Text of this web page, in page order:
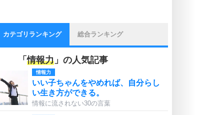
カテゴリランキング 総合ランキング
「情報力 」の人気記事
情報力
いい子ちゃんをやめれば、自分らし
い生き方ができる。
情報に流されない30の言葉